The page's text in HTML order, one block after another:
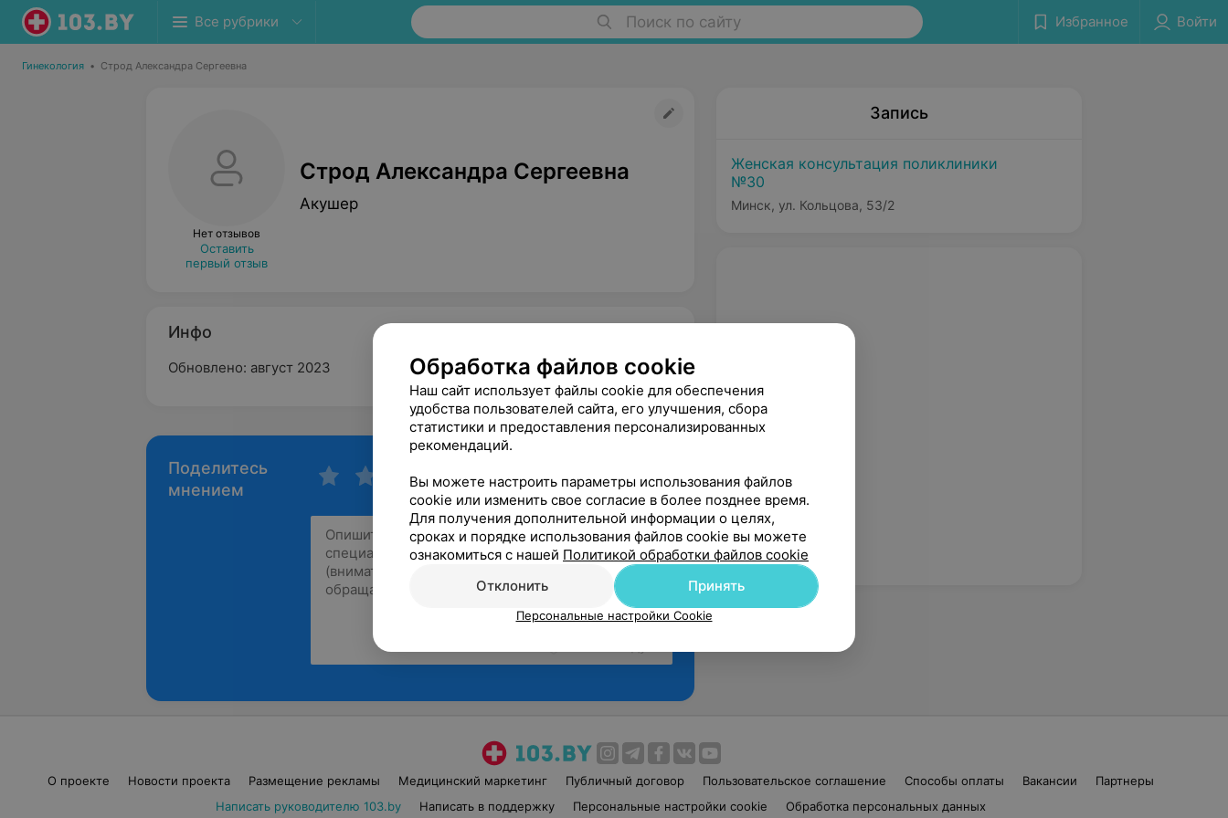
Все рубрики Поиск по сайту Избранное Войти
Гинекология • Строд Александра Сергеевна
Нет отзывов
Оставить
первый отзыв
Строд Александра Сергеевна
Акушер
Инфо
Обновлено: август 2023
Поделитесь
мнением
Запись
Женская консультация поликлиники
№30
Минск, ул. Кольцова, 53/2
О проекте Новости проекта Размещение рекламы Медицинский маркетинг Публичный договор Пользовательское соглашение Способы оплаты Вакансии
Партнеры
Написать руководителю 103.by
Написать в поддержку Персональные настройки cookie Обработка персональных данных
Обработка файлов cookie
Наш сайт использует файлы cookie для обеспечения
удобства пользователей сайта, его улучшения, сбора
статистики и предоставления персонализированных
рекомендаций.
Вы можете настроить параметры использования файлов
cookie или изменить свое согласие в более позднее время.
Для получения дополнительной информации о целях,
сроках и порядке использования файлов cookie вы можете
ознакомиться с нашей Политикой обработки файлов cookie
Отклонить
Принять
Персональные настройки Cookie